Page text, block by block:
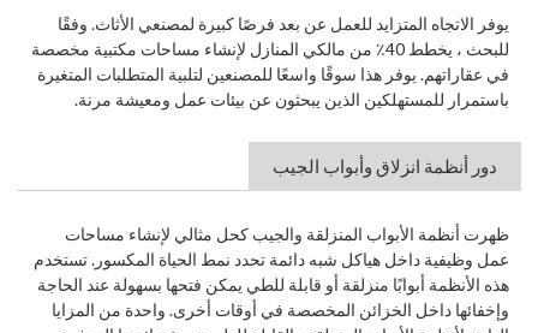
يوفر الاتجاه المتزايد للعمل عن بعد فرصًا كبيرة لمصنعي الأثاث. وفقًا
للبحث ، يخطط 40٪ من مالكي المنازل لإنشاء مساحات مكتبية مخصصة
في عقاراتهم. يوفر هذا سوقًا واسعًا للمصنعين لتلبية المتطلبات المتغيرة
باستمرار للمستهلكين الذين يبحثون عن بيئات عمل ومعيشة مرنة.
دور أنظمة انزلاق وأبواب الجيب
ظهرت أنظمة الأبواب المنزلقة والجيب كحل مثالي لإنشاء مساحات
عمل وظيفية داخل هياكل شبه دائمة تحدد نمط الحياة المكسور. تستخدم
هذه الأنظمة أبوابًا منزلقة أو قابلة للطي يمكن فتحها بسهولة عند الحاجة
وإخفائها داخل الخزائن المخصصة في أوقات أخرى. واحدة من المزايا